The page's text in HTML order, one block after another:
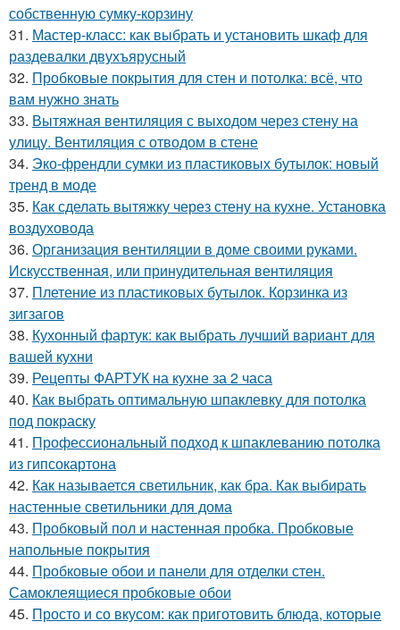
собственную сумку-корзину
31. Мастер-класс: как выбрать и установить шкаф для
раздевалки двухъярусный
32. Пробковые покрытия для стен и потолка: всё, что
вам нужно знать
33. Вытяжная вентиляция с выходом через стену на
улицу. Вентиляция с отводом в стене
34. Эко-френдли сумки из пластиковых бутылок: новый
тренд в моде
35. Как сделать вытяжку через стену на кухне. Установка
воздуховода
36. Организация вентиляции в доме своими руками.
Искусственная, или принудительная вентиляция
37. Плетение из пластиковых бутылок. Корзинка из
зигзагов
38. Кухонный фартук: как выбрать лучший вариант для
вашей кухни
39. Рецепты ФАРТУК на кухне за 2 часа
40. Как выбрать оптимальную шпаклевку для потолка
под покраску
41. Профессиональный подход к шпаклеванию потолка
из гипсокартона
42. Как называется светильник, как бра. Как выбирать
настенные светильники для дома
43. Пробковый пол и настенная пробка. Пробковые
напольные покрытия
44. Пробковые обои и панели для отделки стен.
Самоклеящиеся пробковые обои
45. Просто и со вкусом: как приготовить блюда, которые